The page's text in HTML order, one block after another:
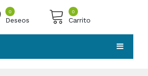
0
Deseos
0
Carrito